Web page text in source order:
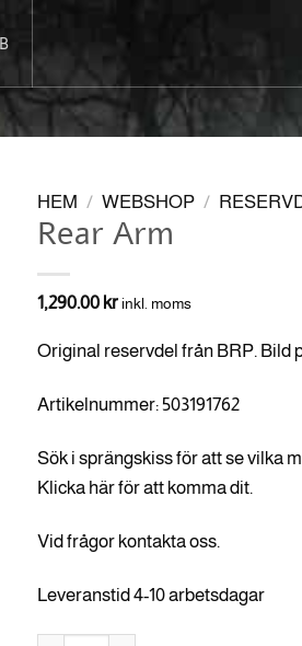
HEM / WEBSHOP /
Rear Arm
1,290.00 kr inkl. moms
Original reservdel från BRP. Bild
Artikelnummer: 503191762
Sök i sprängskiss för att se vilka
Klicka här för att komma dit.
Vid frågor kontakta oss.
Leveranstid 4-10 arbetsdagar